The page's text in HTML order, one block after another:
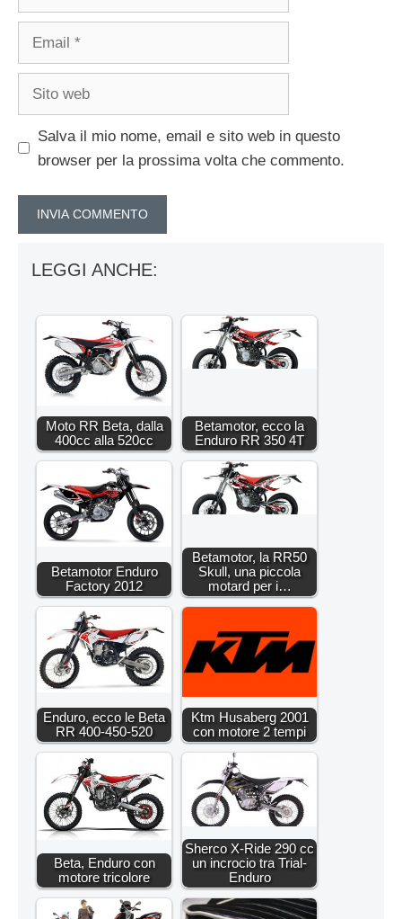
Salva il mio nome, email e sito web in questo
browser per la prossima volta che commento.
LEGGI ANCHE:
Moto RR Beta, dalla
400cc alla 520cc
Betamotor, ecco la
Enduro RR 350 4T
Betamotor Enduro
Factory 2012
Betamotor, la RR50
Skull, una piccola
motard per i…
Enduro, ecco le Beta
RR 400-450-520
Ktm Husaberg 2001
con motore 2 tempi
Beta, Enduro con
motore tricolore
Sherco X-Ride 290 cc
un incrocio tra Trial-
Enduro